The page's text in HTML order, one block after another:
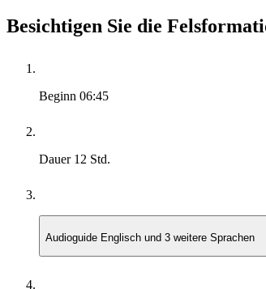
Besichtigen Sie die
Beginn 06:45
Dauer 12 Std.
Audioguide Englisch und 3 weitere Sprachen